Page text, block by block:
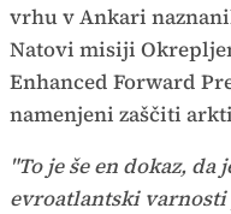
vrhu v Ankari
Natovi misiji
Enhanced Forward
namenjeni zaščiti
"To je še en dokaz, da
evroatlantski varnosti